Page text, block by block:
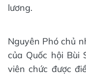
lương.
Nguyên Phó chủ
của Quốc hội Bùi
viên chức được